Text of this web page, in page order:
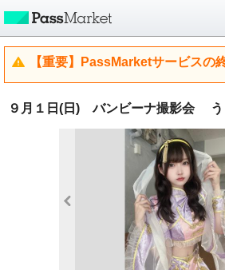
【重要】PassMarketサービスの
９月１日(日) バンビーナ撮影会 う